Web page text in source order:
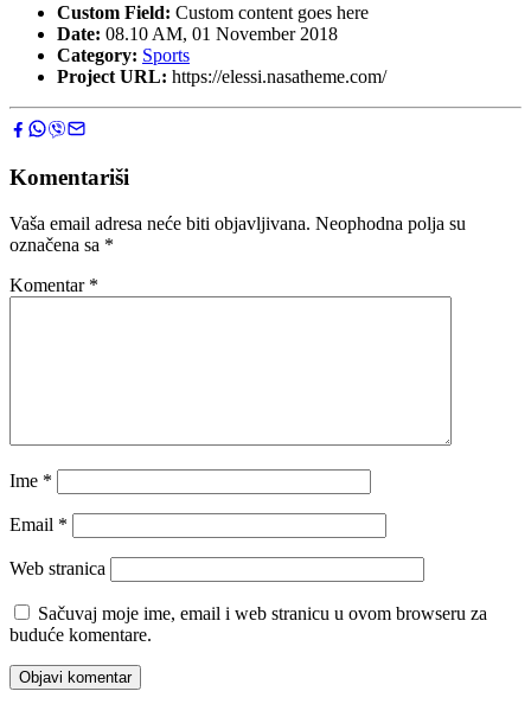
Custom Field: Custom content goes here
Date: 08.10 AM, 01 November 2018
Category: Sports
Project URL: https://elessi.nasatheme.com/
Komentariši
Vaša email adresa neće biti objavljivana. Neophodna polja su
označena sa *
Komentar *
Ime *
Email *
Web stranica
Sačuvaj moje ime, email i web stranicu u ovom browseru za
buduće komentare.